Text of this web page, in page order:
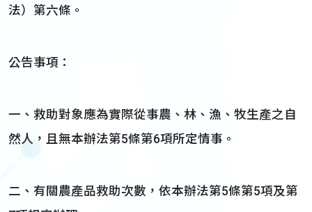
法）第六條。
公告事項：
一、救助對象應為實際從事農、林、漁、牧生產之自
然人，且無本辦法第5條第6項所定情事。
二、有關農產品救助次數，依本辦法第5條第5項及第